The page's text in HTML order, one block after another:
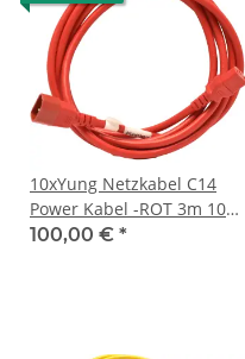
10xYung Netzkabel C14
Power Kabel -ROT 3m 10A
250V Verlängerung
100,00 € *